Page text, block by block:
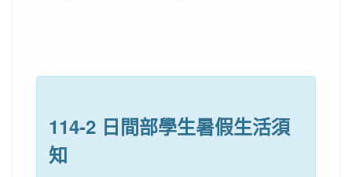
114-2 日間部學生暑假生活須
知